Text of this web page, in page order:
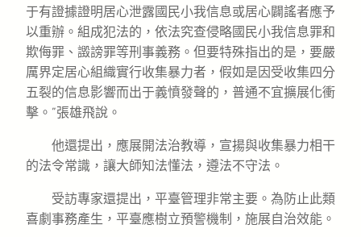
于有證據證明居心泄露國民小我信息或居心闢謠者應予
以重辦。組成犯法的，依法究查侵略國民小我信息罪和
欺侮罪、譭謗罪等刑事義務。但要特殊指出的是，要嚴
厲界定居心組織實行收集暴力者，假如是因受收集四分
五裂的信息影響而出于義憤發聲的，普通不宜擴展化衝
擊。”張雄飛說。
他還提出，應展開法治教導，宣揚與收集暴力相干
的法令常識，讓大師知法懂法，遵法不守法。
受訪專家還提出，平臺管理非常主要。為防止此類
喜劇事務產生，平臺應樹立預警機制，施展自治效能。